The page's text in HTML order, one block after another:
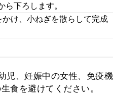
下ろします。
け、小ねぎを散らして完成
児、妊娠中の女性、免疫機
食を避けてください。